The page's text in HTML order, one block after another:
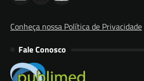
Conheça nossa Política de Privacidade
Fale Conosco